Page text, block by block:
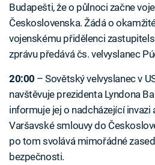
Budapešti, že o půlnoci začne
Československa. Žádá o
vojenskému přidělenci
zprávu předává čs. velvyslanec
20:00 –⁠ Sovětský velvyslanec v
navštěvuje prezidenta Lyndona
informuje jej o nadcházející invazi
Varšavské smlouvy do
po tom svolává mimořádné
bezpečnosti.